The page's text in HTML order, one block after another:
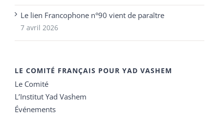
Le lien Francophone n°90 vient de paraître
7 avril 2026
LE COMITÉ FRANÇAIS POUR YAD VASHEM
Le Comité
L’Institut Yad Vashem
Événements